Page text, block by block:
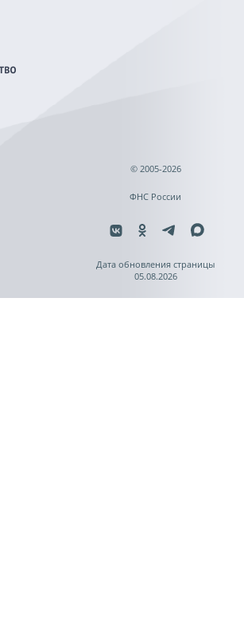
© 2005-2026
ФНС России
Дата обновления страницы
05.08.2026